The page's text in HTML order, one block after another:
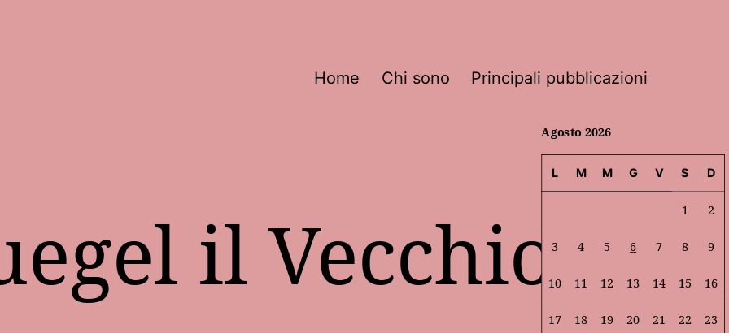
Home Chi sono Principali pubblicazioni
il Vecchio
Agosto 2026
L M M G V S D
1 2
3 4 5 6 7 8 9
10 11 12 13 14 15 16
17 18 19 20 21 22 23